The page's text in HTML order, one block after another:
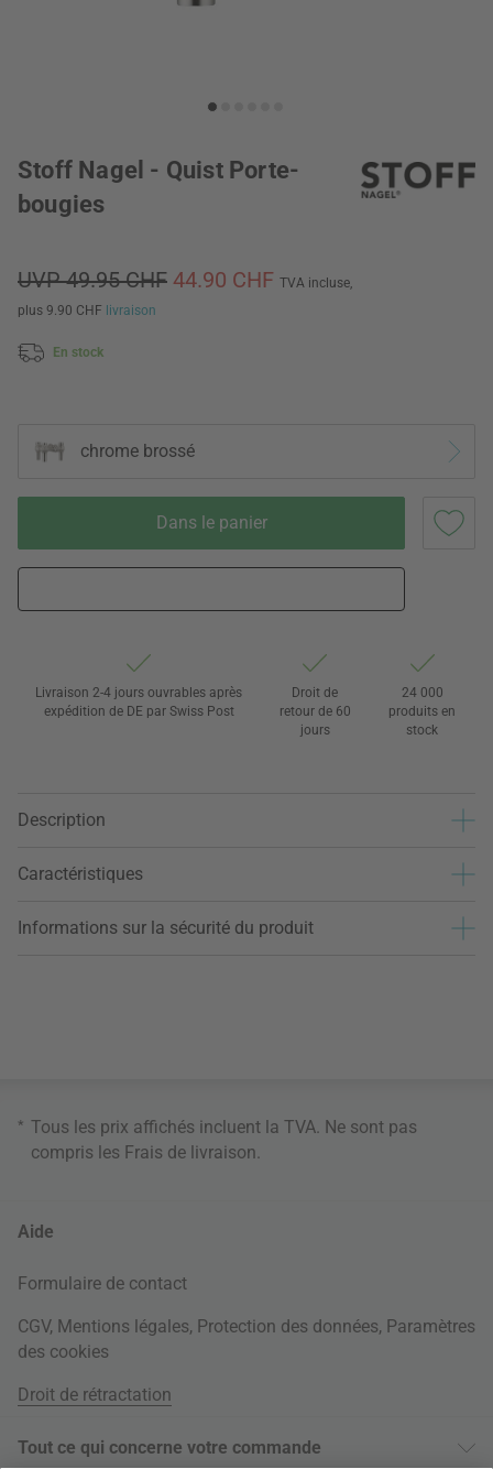
Stoff Nagel - Quist Porte-
bougies
UVP 49.95 CHF 44.90 CHF TVA incluse,
plus 9.90 CHF livraison
En stock
chrome brossé
Dans le panier
Livraison 2-4 jours ouvrables après
expédition de DE par Swiss Post
Droit de
retour de 60
jours
24 000
produits en
stock
Description
Caractéristiques
Informations sur la sécurité du produit
* Tous les prix affichés incluent la TVA. Ne sont pas
compris les Frais de livraison
Aide
Formulaire de contact
CGV, Mentions légales, Protection des données, Paramètres
des cookies
Droit de rétractation
Tout ce qui concerne votre commande